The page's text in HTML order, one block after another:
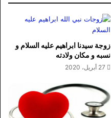
زوجة سيدنا ابراهيم عليه السلام و
نسبه و مكان ولادته
27 أبريل، 2020